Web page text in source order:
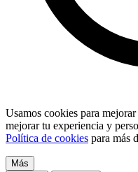
Usamos cookies para
mejorar tu experiencia y
Política de cookies para más
Más